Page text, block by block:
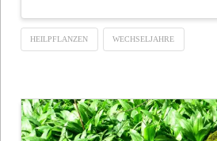
HEILPFLANZEN WECHSELJAHRE